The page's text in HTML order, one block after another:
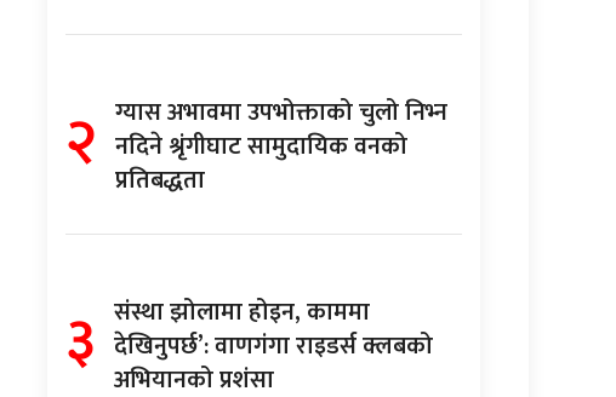
२ ग्यास अभावमा उपभोक्ताको चुलो निभ्न
नदिने श्रृंगीघाट सामुदायिक वनको
प्रतिबद्धता
३ संस्था झोलामा होइन, काममा
देखिनुपर्छ’: वाणगंगा राइडर्स क्लबको
अभियानको प्रशंसा